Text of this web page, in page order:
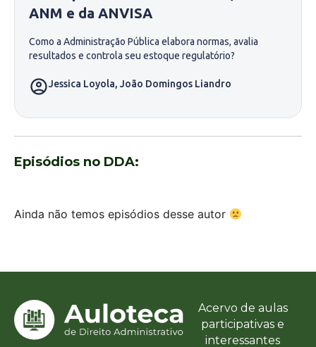
ANM e da ANVISA
Como a Administração Pública elabora normas, avalia
resultados e controla seu estoque regulatório?
Jessica Loyola, João Domingos Liandro
Episódios no DDA:
Ainda não temos episódios desse autor
Acervo de aulas
participativas e
interessantes